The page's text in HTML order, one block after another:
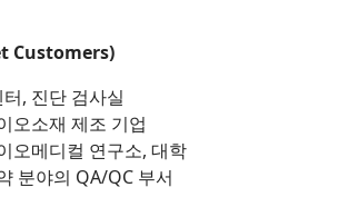
Customers)
, 진단 검사실
오소재 제조 기업
오메디컬 연구소, 대학
분야의 QA/QC 부서